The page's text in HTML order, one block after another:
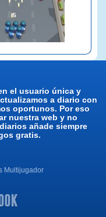
el usuario única y
a diario con
oportunos. Por eso
nuestra web y no
añade siempre
gratis.
Multijugador